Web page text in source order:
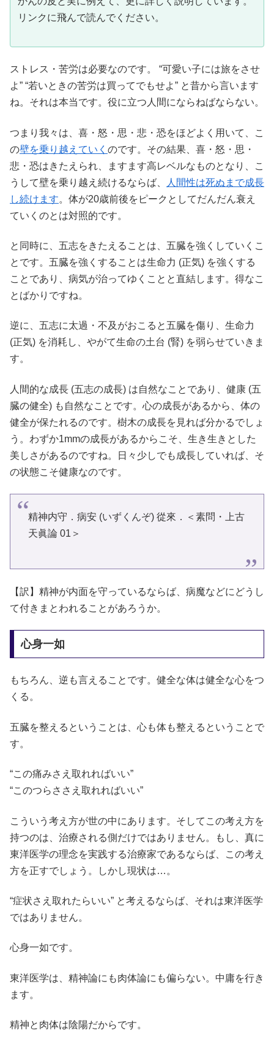
リンクに飛んで読んでください。
ストレス・苦労は必要なのです。 “可愛い子には旅をさせ
よ” “若いときの苦労は買ってでもせよ” と昔から言います
ね。それは本当です。役に立つ人間にならねばならない。
つまり我々は、喜・怒・思・悲・恐をほどよく用いて、こ
の壁を乗り越えていく のです。その結果、喜・怒・思・
悲・恐はきたえられ、ますます高レベルなものとなり、こ
うして壁を乗り越え続けるならば、
人間性は死ぬまで成長
し続けます。体が20歳前後をピークとしてだんだん衰え
ていくのとは対照的です。
と同時に、五志をきたえることは、五臓を強くしていくこ
とです。五臓を強くすることは生命力 (正気) を強くする
ことであり、病気が治ってゆくことと直結します。得なこ
とばかりですね。
逆に、五志に太過・不及がおこると五臓を傷り、生命力
(正気) を消耗し、やがて生命の土台 (腎) を弱らせていきま
す。
人間的な成長 (五志の成長) は自然なことであり、健康 (五
臓の健全) も自然なことです。心の成長があるから、体の
健全が保たれるのです。樹木の成長を見れば分かるでしょ
う。わずか1mmの成長があるからこそ、生き生きとした
美しさがあるのですね。日々少しでも成長していれば、そ
の状態こそ健康なのです。
精神内守．病安 (いずくんぞ) 從來．＜素問・上古
天眞論 01＞
【訳】精神が内面を守っているならば、病魔などにどうし
て付きまとわれることがあろうか。
心身一如
もちろん、逆も言えることです。健全な体は健全な心をつ
くる。
五臓を整えるということは、心も体も整えるということで
す。
“この痛みさえ取れればいい”
“このつらささえ取れればいい”
こういう考え方が世の中にあります。そしてこの考え方を
持つのは、治療される側だけではありません。もし、真に
東洋医学の理念を実践する治療家であるならば、この考え
方を正すでしょう。しかし現状は…。
“症状さえ取れたらいい” と考えるならば、それは東洋医学
ではありません。
心身一如です。
東洋医学は、精神論にも肉体論にも偏らない。中庸を行き
ます。
精神と肉体は陰陽だからです。